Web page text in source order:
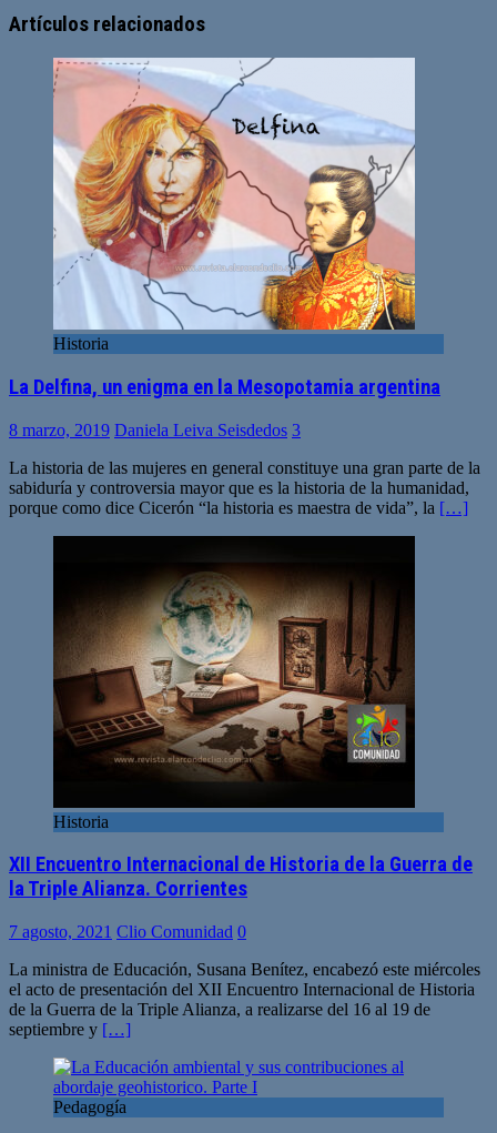
web
Artículos relacionados
Historia
La Delfina, un enigma en la Mesopotamia argentina
8 marzo, 2019 Daniela Leiva Seisdedos 3
La historia de las mujeres en general constituye una gran parte de la
sabiduría y controversia mayor que es la historia de la humanidad,
porque como dice Cicerón “la historia es maestra de vida”, la […]
Historia
XII Encuentro Internacional de Historia de la Guerra de
la Triple Alianza. Corrientes
7 agosto, 2021 Clio Comunidad 0
La ministra de Educación, Susana Benítez, encabezó este miércoles
el acto de presentación del XII Encuentro Internacional de Historia
de la Guerra de la Triple Alianza, a realizarse del 16 al 19 de
septiembre y […]
Pedagogía